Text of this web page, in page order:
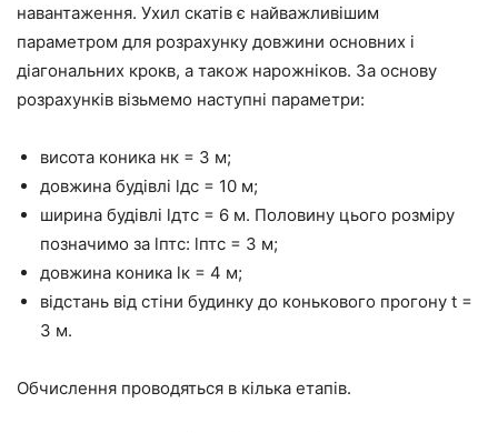
навантаження. Ухил скатів є найважливішим
параметром для розрахунку довжини основних і
діагональних крокв, а також нарожніков. За основу
розрахунків візьмемо наступні параметри:
висота коника нк = 3 м;
довжина будівлі lдс = 10 м;
ширина будівлі lдтс = 6 м. Половину цього розміру
позначимо за lптс: lптс = 3 м;
довжина коника lк = 4 м;
відстань від стіни будинку до конькового прогону t =
3 м.
Обчислення проводяться в кілька етапів.